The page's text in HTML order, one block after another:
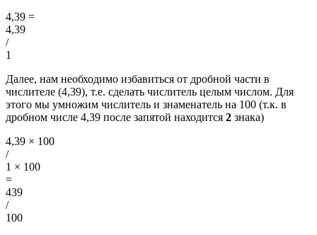
4,39 =
4,39
/
1
Далее, нам необходимо избавиться от дробной части в
числителе (4,39), т.е. сделать числитель целым числом. Для
этого мы умножим числитель и знаменатель на 100 (т.к. в
дробном числе 4,39 после запятой находится 2 знака)
4,39 × 100
/
1 × 100
=
439
/
100